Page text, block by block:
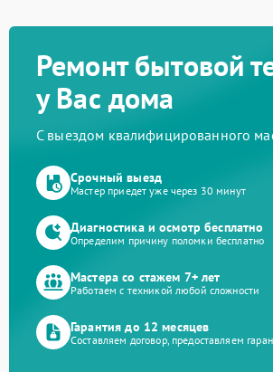
Ремонт бытовой
у Вас дома
С выездом квалифицированного
Срочный выезд
Мастер приедет уже через 30 минут
Диагностика и осмотр бесплатно
Определим причину поломки бесплатно
Мастера со стажем 7+ лет
Работаем с техникой любой сложности
Гарантия до 12 месяцев
Составляем договор, предоставляем